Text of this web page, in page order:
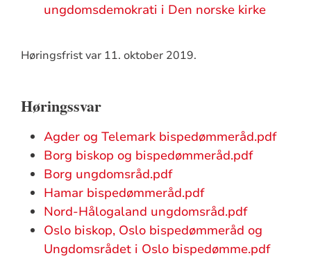
ungdomsdemokrati i Den norske kirke
Høringsfrist var 11. oktober 2019.
Høringssvar
Agder og Telemark bispedømmeråd.pdf
Borg biskop og bispedømmeråd.pdf
Borg ungdomsråd.pdf
Hamar bispedømmeråd.pdf
Nord-Hålogaland ungdomsråd.pdf
Oslo biskop, Oslo bispedømmeråd og
Ungdomsrådet i Oslo bispedømme.pdf